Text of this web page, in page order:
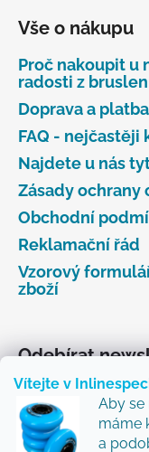
Vítejte v
Aby se
máme
a
Vše o nákupu
Proč nakoupit u
radosti z
Doprava a platba
FAQ - nejčastěji
Najdete u nás
Zásady ochrany
Obchodní
Reklamační řád
Vzorový
zboží
Odebírat
Vložte svůj e-mail
o nových
Přidejte se k nám